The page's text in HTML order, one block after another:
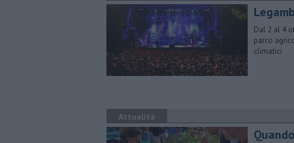
Dal 2 al 4
parco
climatici
Attualità